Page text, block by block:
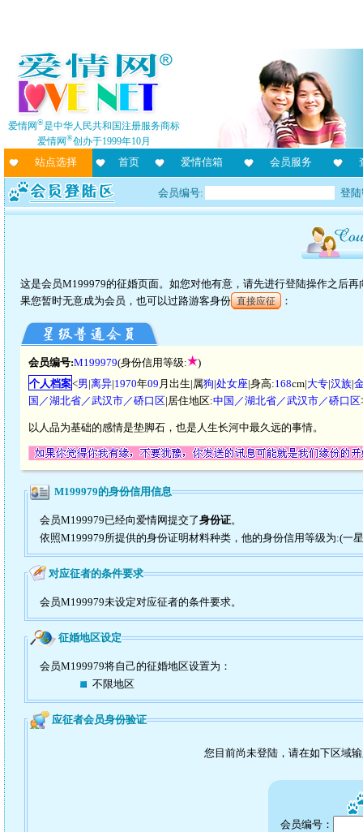
爱情网®是中华人民共和国注册服务商标
爱情网®创办于1999年10月
站点选择 首页 爱情信箱 会员服务
会员编号: 登
这是会员M199979的征婚页面。如您对他有意，请先进行登陆操作之后
果您暂时无意成为会员，也可以过路游客身份 直接应征 ：
会员编号:M199979(身份信用等级:
)
个人档案<男|离异|1970年09 月出生|属狗|处女座|身高:168cm|大专|汉族|
国／湖北省／武汉市／硚口区|居住地区:中国／湖北省／武汉市／硚口区
以人品为基础的感情是垫脚石，也是人生长河中最久远的事情。
M199979的身份信用信息
会员M199979已经向爱情网提交了身份证。
依照M199979所提供的身份证明材料种类，他的身份信用等级为:(一
对应征者的条件要求
会员M199979未设定对应征者的条件要求。
征婚地区设定
会员M199979将自己的征婚地区设置为：
不限地区
应征者会员身份验证
您目前尚未登陆，请在如下区域
会员编号：